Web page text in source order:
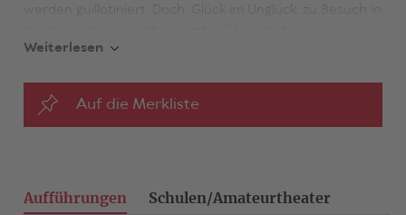
werden guillotiniert. Doch, Glück im Unglück, zu Besuch in
interviewen wollte, Experte auf dem Gebiet der
bahnbrechend wie umstritten. Der dubiose Professor
näht die abgetrennten Köpfe wieder an. Nur die Körper
Weiterlesen
Auf die Merkliste
Aufführungen Schulen/Amateurtheater